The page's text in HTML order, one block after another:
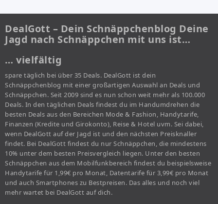
DealGott – Dein Schnäppchenblog Deine
Jagd nach Schnäppchen mit uns ist…
… vielfältig
spare täglich bei über 35 Deals. DealGott ist dein
Schnäppchenblog mit einer großartigen Auswahl an Deals und
Schnäppchen. Seit 2009 sind es nun schon weit mehr als 100.000
Deals. In den täglichen Deals findest du im Handumdrehen die
besten Deals aus den Bereichen Mode & Fashion, Handytarife,
Finanzen (Kredite und Girokonto), Reise & Hotel uvm. Sei dabei,
wenn DealGott auf der Jagd ist und den nächsten Preisknaller
findet. Bei DealGott findest du nur Schnäppchen, die mindestens
10% unter dem besten Preisvergleich liegen. Unter den besten
Schnäppchen aus dem Mobilfunkbereich findest du beispielsweise
Handytarife für 1,99€ pro Monat, Datentarife für 3,99€ pro Monat
und auch Smartphones zu Bestpreisen. Das alles und noch viel
mehr wartet bei DealGott auf dich.